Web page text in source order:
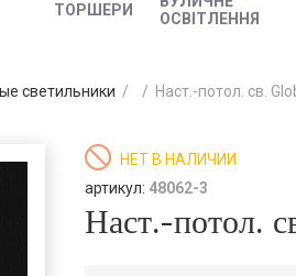
ТОРШЕРИ
ОСВІТЛЕННЯ
светильники / / Наст.-потол. св.
НЕТ В НАЛИЧИИ
артикул: 48062-3
Наст.-